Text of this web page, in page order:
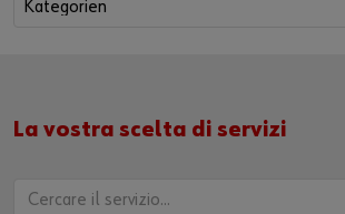
La vostra scelta di servizi